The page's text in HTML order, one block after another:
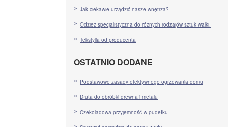
Jak ciekawie urządzić nasze wnętrza?
Odzież specjalistyczna do różnych rodzajów sztuk walki.
Tekstylia od producenta
OSTATNIO DODANE
Podstawowe zasady efektywnego ogrzewania domu
Dłuta do obróbki drewna i metalu
Czekoladowa przyjemność w pudełku